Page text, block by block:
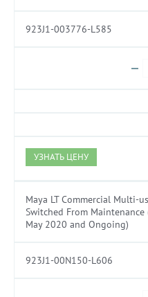
923J1-003776-L585
УЗНАТЬ ЦЕНУ
Maya LT Commercial Multi-
Switched From
May 2020 and Ongoing)
923J1-00N150-L606